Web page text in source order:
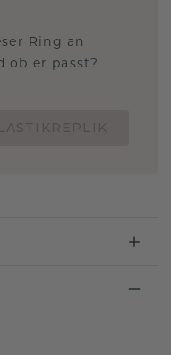
Ring an
ob er passt?